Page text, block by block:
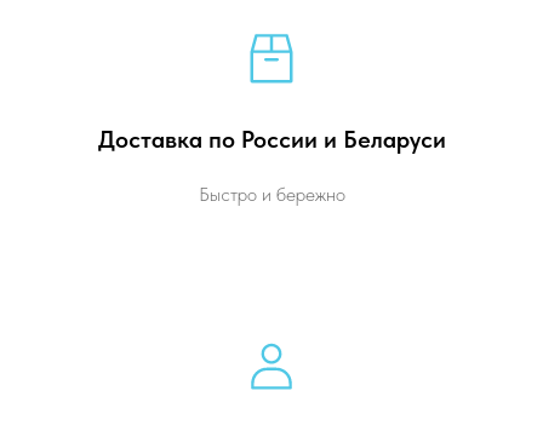
Доставка по России и Беларуси
Быстро и бережно